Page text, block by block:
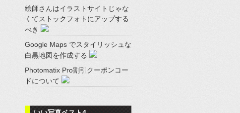
絵師さんはイラストサイトじゃな
くてストックフォトにアップする
べき
Google Maps でスタイリッシュな
白黒地図を作成する
Photomatix Pro割引クーポンコー
ドについて